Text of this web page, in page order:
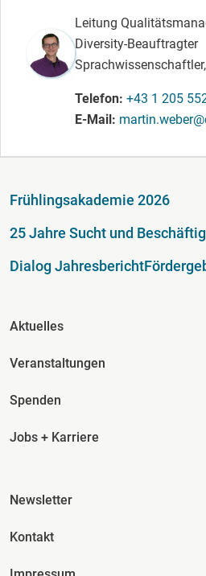
Leitung
Diversity-Beauftragter
Telefon +43 1 205
E-Mail
Fußzeile
Frühlingsakademie 2026
25 Jahre Sucht und
Dialog Jahresbericht
Fusszeile Spalte 2
Aktuelles
Veranstaltungen
Spenden
Jobs + Karriere
Fusszeile Spalte 3
Newsletter
Kontakt